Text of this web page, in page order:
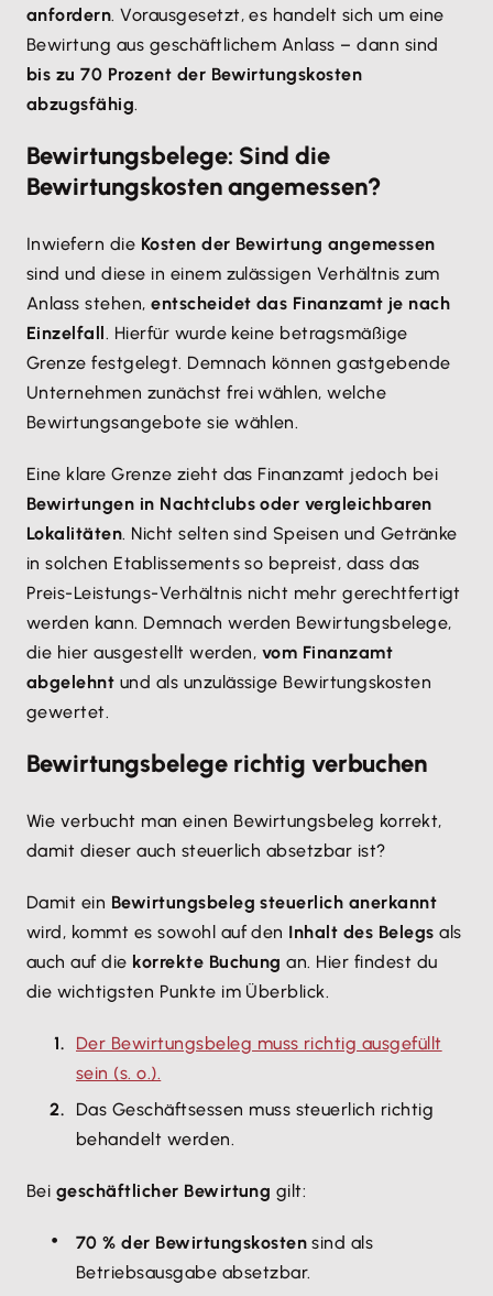
anfordern. Vorausgesetzt, es handelt sich um eine
Bewirtung aus geschäftlichem Anlass – dann sind
bis zu 70 Prozent der Bewirtungskosten
abzugsfähig.
Bewirtungsbelege: Sind die
Bewirtungskosten angemessen?
Inwiefern die Kosten der Bewirtung angemessen
sind und diese in einem zulässigen Verhältnis zum
Anlass stehen,entscheidet das Finanzamt je nach
Einzelfall. Hierfür wurde keine betragsmäßige
Grenze festgelegt. Demnach können gastgebende
Unternehmen zunächst frei wählen, welche
Bewirtungsangebote sie wählen.
Eine klare Grenze zieht das Finanzamt jedoch bei
Bewirtungen in Nachtclubs oder vergleichbaren
Lokalitäten. Nicht selten sind Speisen und Getränke
in solchen Etablissements so bepreist, dass das
Preis-Leistungs-Verhältnis nicht mehr gerechtfertigt
werden kann. Demnach werden Bewirtungsbelege,
die hier ausgestellt werden, vom Finanzamt
abgelehnt und als unzulässige Bewirtungskosten
gewertet.
Bewirtungsbelege richtig verbuchen
Wie verbucht man einen Bewirtungsbeleg korrekt,
damit dieser auch steuerlich absetzbar ist?
Damit ein Bewirtungsbeleg steuerlich anerkannt
wird, kommt es sowohl auf den Inhalt des Belegs als
auch auf die korrekte Buchung an. Hier findest du
die wichtigsten Punkte im Überblick.
Der Bewirtungsbeleg muss richtig ausgefüllt
sein (s. o.).
Das Geschäftsessen muss steuerlich richtig
behandelt werden.
Bei geschäftlicher Bewirtung gilt:
70 % der Bewirtungskosten sind als
Betriebsausgabe absetzbar.